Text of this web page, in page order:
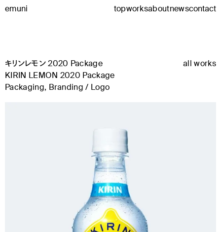
emuni topworksaboutnewscontact
all works
キリンレモン 2020 Package
KIRIN LEMON 2020 Package
Packaging, Branding / Logo